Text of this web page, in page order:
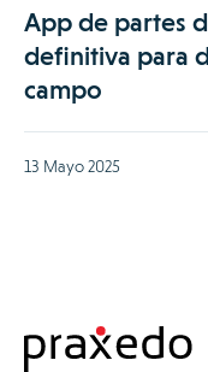
App de partes
definitiva para
campo
13 Mayo 2025